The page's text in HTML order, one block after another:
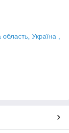
Україна ,